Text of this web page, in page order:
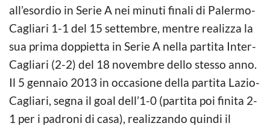
all’esordio in Serie A nei minuti finali di Palermo-
Cagliari 1-1 del 15 settembre, mentre realizza la
sua prima doppietta in Serie A nella partita Inter-
Cagliari (2-2) del 18 novembre dello stesso anno.
Il 5 gennaio 2013 in occasione della partita Lazio-
Cagliari, segna il goal dell’1-0 (partita poi finita 2-
1 per i padroni di casa), realizzando quindi il